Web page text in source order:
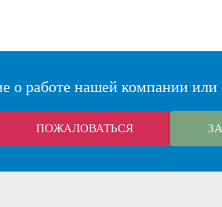
о работе нашей компании или
ПОЖАЛОВАТЬСЯ